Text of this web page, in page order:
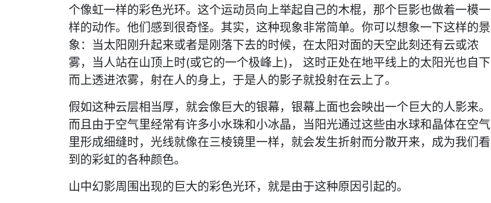
个像虹一样的彩色光环。这个运动员向上举起自己的木棍，那个巨影也做着一模一
样的动作。他们感到很奇怪。其实，这种现象非常简单。你可以想象一下这样的景
象：当太阳刚升起来或者是刚落下去的时候，在太阳对面的天空此刻还有云或浓
雾，当人站在山顶上时(或它的一个极峰上)， 这时正处在地平线上的太阳光也自下
而上透进浓雾，射在人的身上，于是人的影子就投射在云上了。
假如这种云层相当厚，就会像巨大的银幕，银幕上面也会映出一个巨大的人影来。
而且由于空气里经常有许多小水珠和小冰晶，当阳光通过这些由水球和晶体在空气
里形成细缝时，光线就像在三棱镜里一样，就会发生折射而分散开来，成为我们看
到的彩虹的各种颜色。
山中幻影周围出现的巨大的彩色光环，就是由于这种原因引起的。